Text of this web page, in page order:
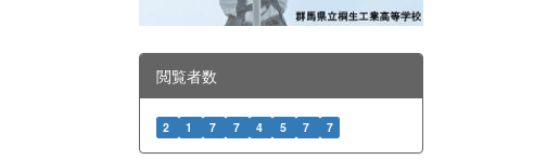
閲覧者数
2 1 7 7 4 5 7 7